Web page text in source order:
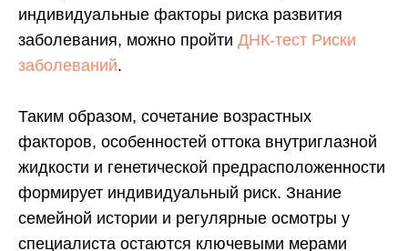
индивидуальные факторы риска развития
заболевания, можно пройти ДНК-тест Риски
заболеваний.
Таким образом, сочетание возрастных
факторов, особенностей оттока внутриглазной
жидкости и генетической предрасположенности
формирует индивидуальный риск. Знание
семейной истории и регулярные осмотры у
специалиста остаются ключевыми мерами